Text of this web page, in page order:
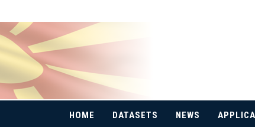
HOME DATASETS NEWS